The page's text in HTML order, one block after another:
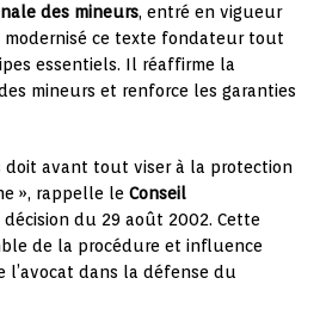
des mineurs, entré en vigueur
modernisé ce texte fondateur tout
essentiels. Il réaffirme la
mineurs et renforce les garanties
doit avant tout viser à la protection
», rappelle le Conseil
décision du 29 août 2002. Cette
de la procédure et influence
l’avocat dans la défense du